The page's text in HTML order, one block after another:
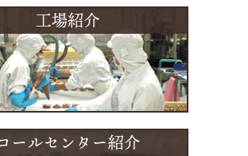
工場紹介
ールセンター紹介